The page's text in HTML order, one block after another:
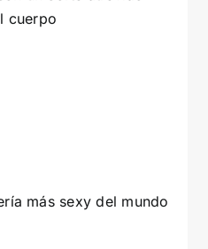
cuerpo
más sexy del mundo